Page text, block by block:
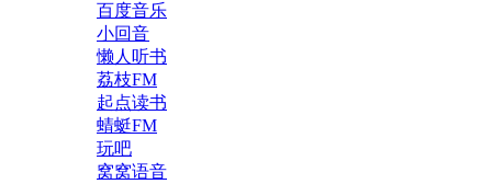
百度音乐
小回音
懒人听书
荔枝FM
起点读书
蜻蜓FM
玩吧
窝窝语音